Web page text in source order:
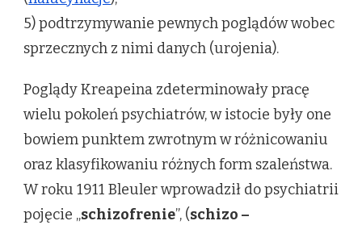
5) podtrzymywanie pewnych poglądów wobec
sprzecznych z nimi danych (urojenia).
Poglądy Kreapeina zdeterminowały pracę
wielu pokoleń psychiatrów, w istocie były one
bowiem punktem zwrotnym w różnicowaniu
oraz klasyfikowaniu różnych form szaleństwa.
W roku 1911 Bleuler wprowadził do psychiatrii
pojęcie „schizofrenie”, (schizo –